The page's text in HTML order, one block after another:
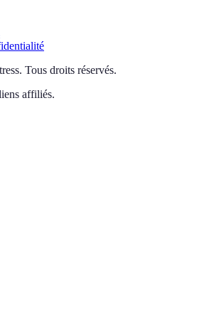
. Tous droits réservés.
affiliés.